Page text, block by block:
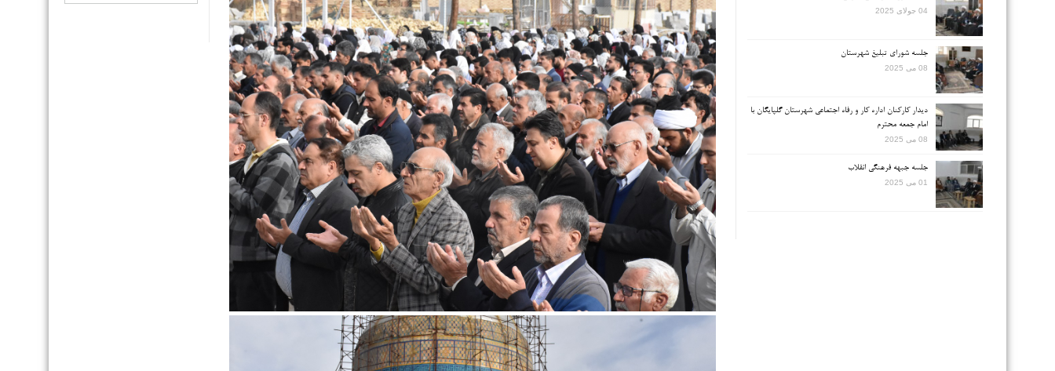
04 جولای 2025
جلسه شورای تبلیغ شهرستان
08 می 2025
دیدار کارکنان اداره کار و رفاه اجتماعی شهرستان گلپایگان با
امام جمعه محترم
08 می 2025
جلسه جبهه فرهنگی انقلاب
01 می 2025